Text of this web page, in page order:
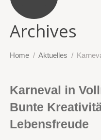
Archives
Home Aktuelles
Karneval in
Bunte
Lebensfreude